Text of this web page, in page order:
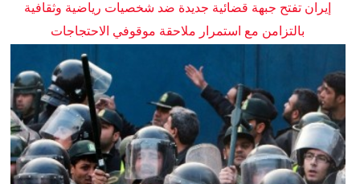
إيران تفتح جبهة قضائية جديدة ضد شخصيات رياضية وثقافية
بالتزامن مع استمرار ملاحقة موقوفي الاحتجاجات